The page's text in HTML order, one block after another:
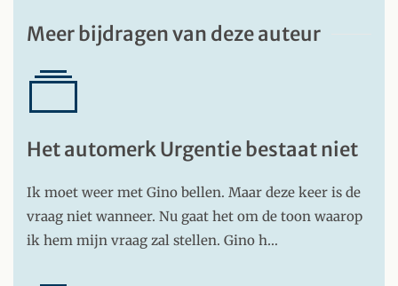
Meer bijdragen van deze auteur
Het automerk Urgentie bestaat niet
Ik moet weer met Gino bellen. Maar deze keer is de
vraag niet wanneer. Nu gaat het om de toon waarop
ik hem mijn vraag zal stellen. Gino h…